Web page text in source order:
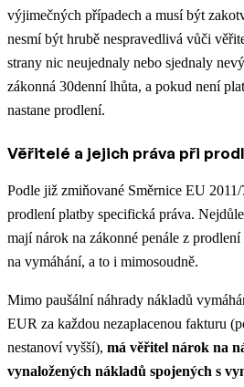
výjimečných případech a musí být
nesmí být hrubě nespravedlivá vůči
strany nic neujednaly nebo sjednaly
zákonná 30denní lhůta, a pokud není
nastane prodlení.
Věřitelé a jejich práva při
Podle již zmiňované Směrnice EU
prodlení platby specifická práva.
mají nárok na zákonné penále z
na vymáhání, a to i mimosoudně.
Mimo paušální náhrady nákladů
EUR za každou nezaplacenou fakturu
nestanoví vyšší), má věřitel nárok na
vynaložených nákladů spojených s